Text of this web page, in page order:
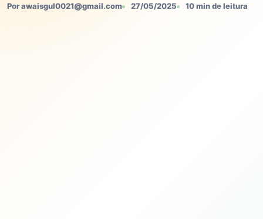
Por awaisgul0021@gmail.com 27/05/2025 10 min de leitura